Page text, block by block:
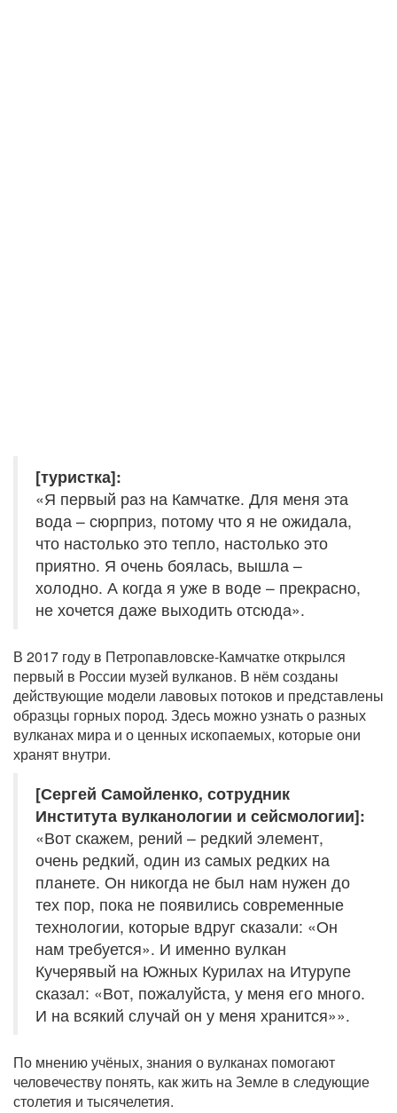
[туристка]:
«Я первый раз на Камчатке. Для меня эта
вода – сюрприз, потому что я не ожидала,
что настолько это тепло, настолько это
приятно. Я очень боялась, вышла –
холодно. А когда я уже в воде – прекрасно,
не хочется даже выходить отсюда».
В 2017 году в Петропавловске-Камчатке открылся
первый в России музей вулканов. В нём созданы
действующие модели лавовых потоков и представлены
образцы горных пород. Здесь можно узнать о разных
вулканах мира и о ценных ископаемых, которые они
хранят внутри.
[Сергей Самойленко, сотрудник
Института вулканологии и сейсмологии]:
«Вот скажем, рений – редкий элемент,
очень редкий, один из самых редких на
планете. Он никогда не был нам нужен до
тех пор, пока не появились современные
технологии, которые вдруг сказали: «Он
нам требуется». И именно вулкан
Кучерявый на Южных Курилах на Итурупе
сказал: «Вот, пожалуйста, у меня его много.
И на всякий случай он у меня хранится»».
По мнению учёных, знания о вулканах помогают
человечеству понять, как жить на Земле в следующие
столетия и тысячелетия.